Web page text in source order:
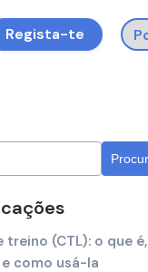
Regista-te
treino (CTL): o que é,
como usá-la